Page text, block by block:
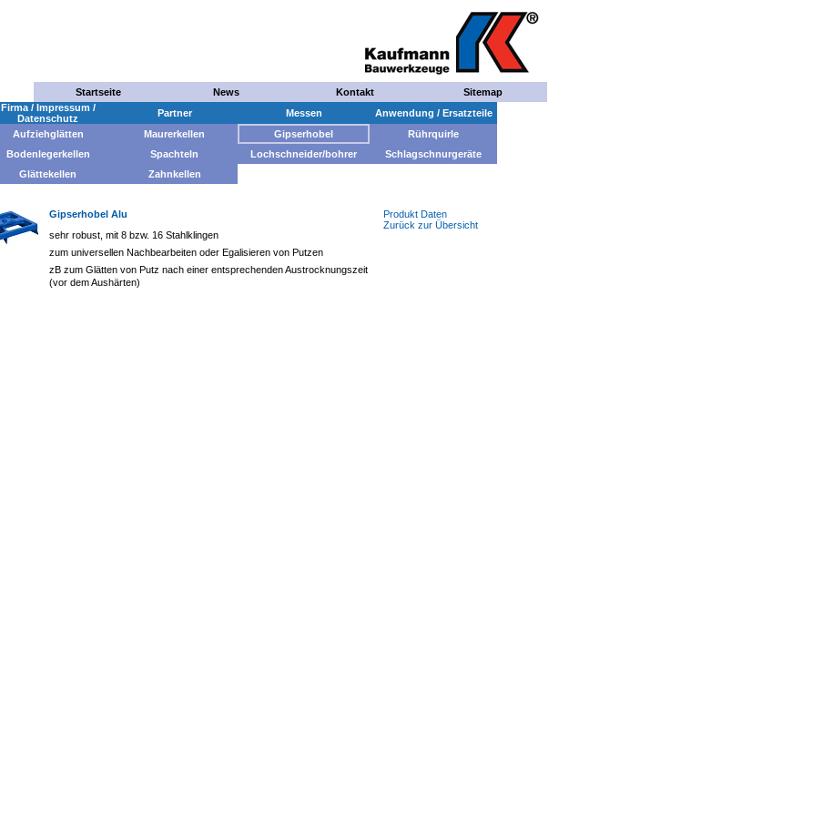
Startseite News Kontakt
Sitemap
Firma / Impressum /
Datenschutz
Partner Messen
Anwendung / Ersatzteile
Aufziehglätten Maurerkellen Gipserhobel
Rührquirle
Bodenlegerkellen Spachteln Lochschneider/bohrer
Schlagschnurgeräte
Glättekellen Zahnkellen
Gipserhobel Alu
sehr robust, mit 8 bzw. 16 Stahlklingen
zum universellen Nachbearbeiten oder Egalisieren von Putzen
zB zum Glätten von Putz nach einer entsprechenden Austrocknungszeit
(vor dem Aushärten)
Produkt Daten
Zurück zur Übersicht